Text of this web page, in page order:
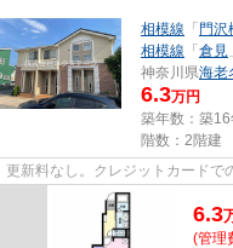
相模線 「門沢
相模線 「倉見
神奈川県海老
6.3万円
築年数：築16
階数：2階建
更新料なし。クレジットカードで
6.3
(管理